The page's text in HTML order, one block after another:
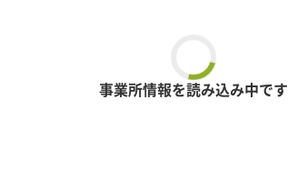
事業所情報を読み込み中です